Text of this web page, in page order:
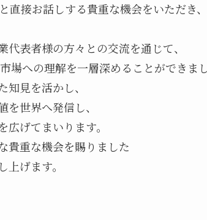
直接お話しする貴重な機会をいただき
表者様の方々との交流を通じて、
場への理解を一層深めることができまし
見を活かし、
世界へ発信し、
げてまいります。
貴重な機会を賜りました
げます。